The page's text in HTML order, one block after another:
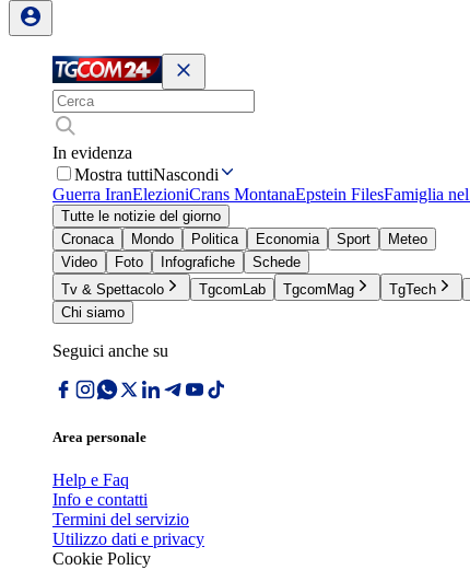
In evidenza
Mostra tuttiNascondi
Guerra IranElezioniCrans MontanaEpstein FilesFamiglia
Tutte le notizie del giorno
Cronaca
Mondo Politica Economia Sport
Meteo
Video
Foto Infografiche
Schede
Tv & Spettacolo
TgcomLab TgcomMag TgTech
Chi siamo
Seguici anche su
Area personale
Help e Faq
Info e contatti
Termini del servizio
Utilizzo dati e privacy
Cookie Policy